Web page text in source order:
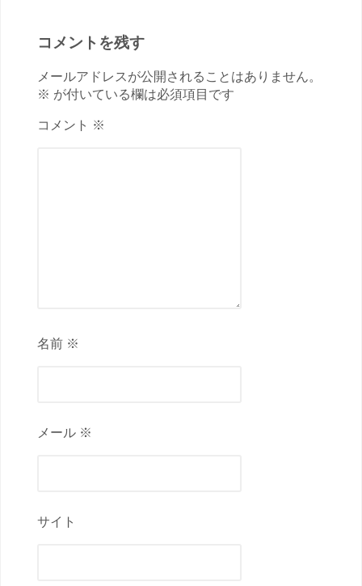
コメントを残す
メールアドレスが公開されることはありません。
※ が付いている欄は必須項目です
コメント ※
名前 ※
メール ※
サイト